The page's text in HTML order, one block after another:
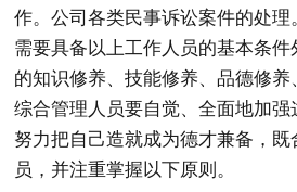
作。公司各类民事诉讼案件的处理
需要具备以上工作人员的基本条
的知识修养、技能修养、品德修养
综合管理人员要自觉、全面地加强
努力把自己造就成为德才兼备，既
员，并注重掌握以下原则。